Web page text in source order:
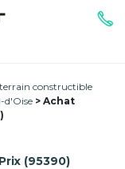
constructible
d'Oise
Achat
(95390)